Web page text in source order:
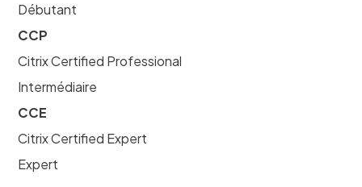
Débutant
CCP
Citrix Certified Professional
Intermédiaire
CCE
Citrix Certified Expert
Expert